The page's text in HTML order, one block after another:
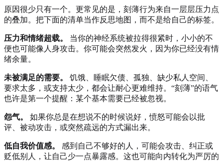
原因很少只有一个。更常见的是，刻薄行为来自一层层压力点
的叠加。把下面的清单当作反思地图，而不是给自己的标签。
压力和情绪超载。
当你的神经系统被拉得很紧时，小小的不
便也可能像人身攻击。你可能会突然发火，因为你已经没有情
绪余量。
未被满足的需要。
饥饿、睡眠欠债、孤独、缺少私人空间、
要求太多，或支持太少，都会让耐心更难维持。“刻薄”的语气
也许是第一个提醒：某个基本需要已经被忽视。
怨气。
如果你总是在想说不的时候说好，愤怒可能会以批
评、被动攻击，或突然疏远的方式漏出来。
低自我价值感。
感到自己不够好的人，可能会攻击、纠正或
贬低别人，让自己少一点暴露感。这也可能向内转化为严厉的